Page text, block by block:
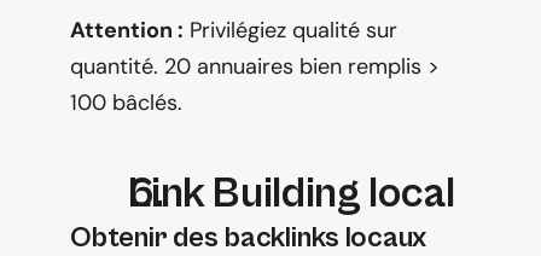
Attention : Privilégiez qualité sur
quantité. 20 annuaires bien remplis >
100 bâclés.
Link Building local
Obtenir des backlinks locaux